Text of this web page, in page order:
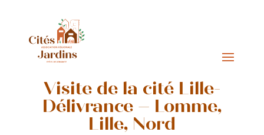
Visite de la cité Lille-
Délivrance – Lomme,
Lille, Nord